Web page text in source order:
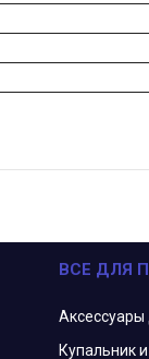
ВСЕ ДЛЯ
Аксессуары
Купальник